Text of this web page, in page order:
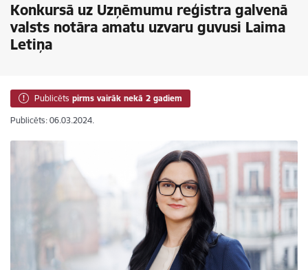
Konkursā uz Uzņēmumu reģistra galvenā
valsts notāra amatu uzvaru guvusi Laima
Letiņa
Publicēts pirms vairāk nekā 2 gadiem
Publicēts: 06.03.2024.